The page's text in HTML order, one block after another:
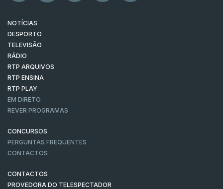
NOTÍCIAS
DESPORTO
TELEVISÃO
RÁDIO
RTP ARQUIVOS
RTP ENSINA
RTP PLAY
EM DIRETO
REVER PROGRAMAS
CONCURSOS
PERGUNTAS FREQUENTES
CONTACTOS
CONTACTOS
PROVEDORA DO TELESPECTADOR